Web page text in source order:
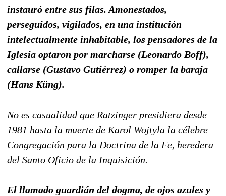
instauró entre sus filas. Amonestados,
perseguidos, vigilados, en una institución
intelectualmente inhabitable, los pensadores de la
Iglesia optaron por marcharse (Leonardo Boff),
callarse (Gustavo Gutiérrez) o romper la baraja
(Hans Küng).
No es casualidad que Ratzinger presidiera desde
1981 hasta la muerte de Karol Wojtyla la célebre
Congregación para la Doctrina de la Fe, heredera
del Santo Oficio de la Inquisición.
El llamado guardián del dogma, de ojos azules y